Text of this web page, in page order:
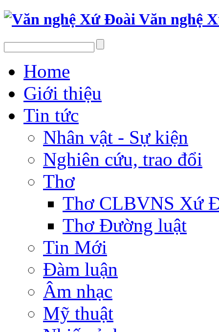
Văn nghệ
Home
Giới thiệu
Tin tức
Nhân vật - Sự kiện
Nghiên cứu, trao đổi
Thơ
Thơ CLBVNS Xứ
Thơ Đường luật
Tin Mới
Đàm luận
Âm nhạc
Mỹ thuật